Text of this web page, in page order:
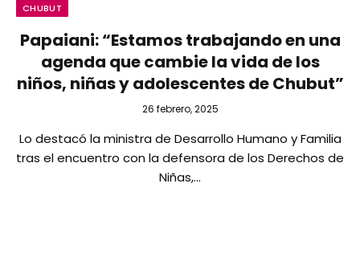
CHUBUT
Papaiani: “Estamos trabajando en una
agenda que cambie la vida de los
niños, niñas y adolescentes de Chubut”
26 febrero, 2025
Lo destacó la ministra de Desarrollo Humano y Familia
tras el encuentro con la defensora de los Derechos de
Niñas,…